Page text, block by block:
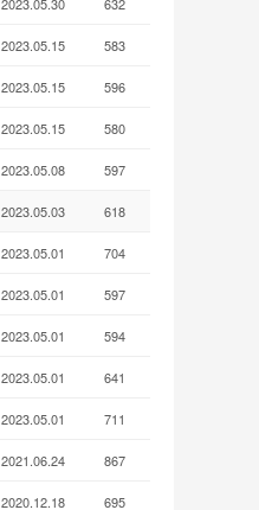
2023.05.15 583
2023.05.15 596
2023.05.15 580
2023.05.08 597
2023.05.03 618
2023.05.01 704
2023.05.01 597
2023.05.01 594
2023.05.01 641
2023.05.01 711
2021.06.24 867
2020.12.18 695